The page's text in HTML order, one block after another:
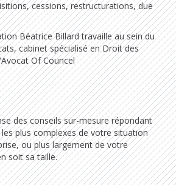
cessions, restructurations, due
Béatrice Billard travaille au sein du
cabinet spécialisé en Droit des
Of Councel
des conseils sur-mesure répondant
plus complexes de votre situation
ou plus largement de votre
soit sa taille.